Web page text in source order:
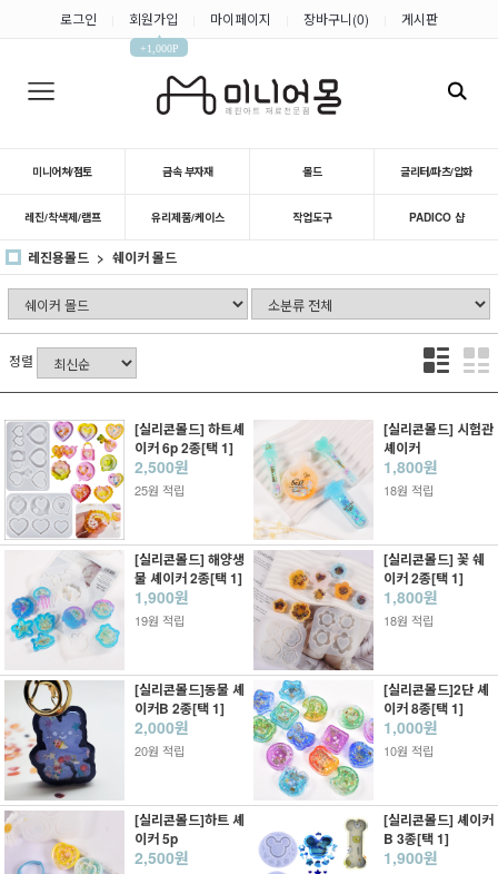
로그인 회원가입
▲
+1,000P
마이페이지 장바구니(0) 게시판
미니어쳐/점토 금속 부자재 몰드 글리터/파츠/압화
레진/착색제/램프 유리제품/케이스 작업도구 PADICO 샵
레진용몰드 쉐이커 몰드
정렬
[실리콘몰드] 하트셰
이커 6p 2종[택 1]
2,500원
25원 적립
[실리콘몰드] 시험관
셰이커
1,800원
18원 적립
[실리콘몰드] 해양생
물 셰이커 2종[택 1]
1,900원
19원 적립
[실리콘몰드] 꽃 쉐
이커 2종[택 1]
1,800원
18원 적립
[실리콘몰드]동물 셰
이커B 2종[택 1]
2,000원
20원 적립
[실리콘몰드]2단 셰
이커 8종[택 1]
1,000원
10원 적립
[실리콘몰드]하트 셰
이커 5p
2,500원
[실리콘몰드] 셰이커
B 3종[택 1]
1,900원